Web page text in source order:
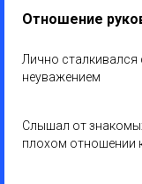
Отношение
Лично
неуважением
Слышал от
плохом отношении